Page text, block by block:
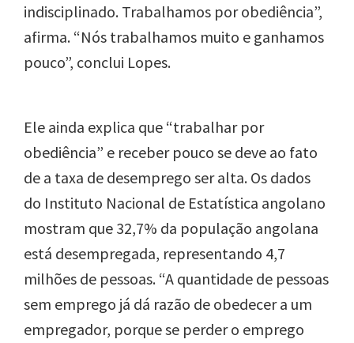
indisciplinado. Trabalhamos por obediência”,
afirma. “Nós trabalhamos muito e ganhamos
pouco”, conclui Lopes.
Ele ainda explica que “trabalhar por
obediência” e receber pouco se deve ao fato
de a taxa de desemprego ser alta. Os dados
do Instituto Nacional de Estatística angolano
mostram que 32,7% da população angolana
está desempregada, representando 4,7
milhões de pessoas. “A quantidade de pessoas
sem emprego já dá razão de obedecer a um
empregador, porque se perder o emprego